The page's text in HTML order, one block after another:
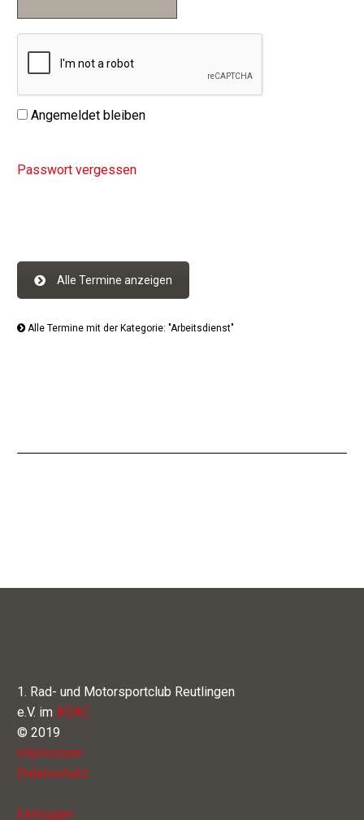
Angemeldet bleiben
Passwort vergessen
Alle Termine anzeigen
Alle Termine mit der Kategorie: "Arbeitsdienst"
1. Rad- und Motorsportclub Reutlingen
e.V. im ADAC
© 2019
Impressum
Datenschutz
Einloggen